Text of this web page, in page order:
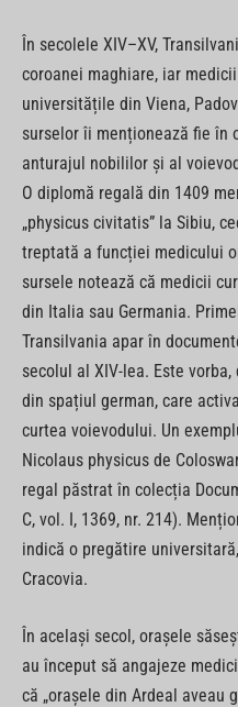
În secolele XIV–XV,
coroanei maghiare, iar
universitățile din Viena,
surselor îi menționează fie în
anturajul nobililor și al
O diplomă regală din 1409
„physicus civitatis” la Sibiu,
treptată a funcției medicului
sursele notează că medicii
din Italia sau Germania.
Transilvania apar în
secolul al XIV-lea. Este
din spațiul german, care
curtea voievodului. Un
Nicolaus physicus de
regal păstrat în colecția
C, vol. I, 1369, nr. 214).
indică o pregătire
Cracovia.
În același secol, orașele
au început să angajeze
că „orașele din Ardeal aveau